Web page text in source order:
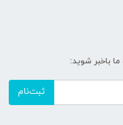
باخبر شوید:
ثبت‌نام